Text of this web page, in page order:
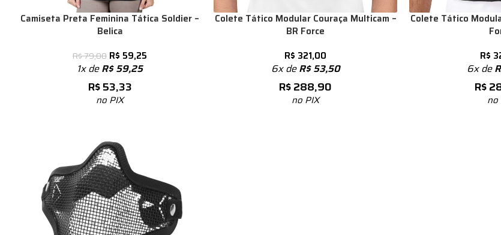
Camiseta Preta Feminina Tática Soldier –
Belica
R$79,00 R$ 59,25
1x deR$59,25
R$53,33
no PIX
Colete Tático Modular Couraça Multicam –
BR Force
R$ 321,00
6x deR$53,50
R$288,90
no PIX
Colete Tático
R$
6x de
R$
no